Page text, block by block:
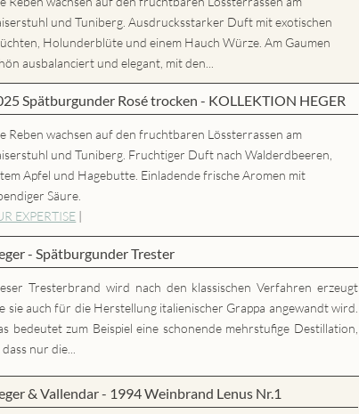
und Tuniberg. Ausdrucksstarker Duft mit exotischen
Holunderblüte und einem Hauch Würze. Am Gaumen
ausbalanciert und elegant, mit den...
Spätburgunder Rosé trocken - KOLLEKTION HEGER
Reben wachsen auf den fruchtbaren Lössterrassen am
und Tuniberg. Fruchtiger Duft nach Walderdbeeren,
Apfel und Hagebutte. Einladende frische Aromen mit
Säure.
EXPERTISE |
- Spätburgunder Trester
Tresterbrand wird nach den klassischen Verfahren erzeugt
sie auch für die Herstellung italienischer Grappa angewandt wird.
bedeutet zum Beispiel eine schonende mehrstufige Destillation,
nur die...
& Vallendar - 1994 Weinbrand Lenus Nr.1